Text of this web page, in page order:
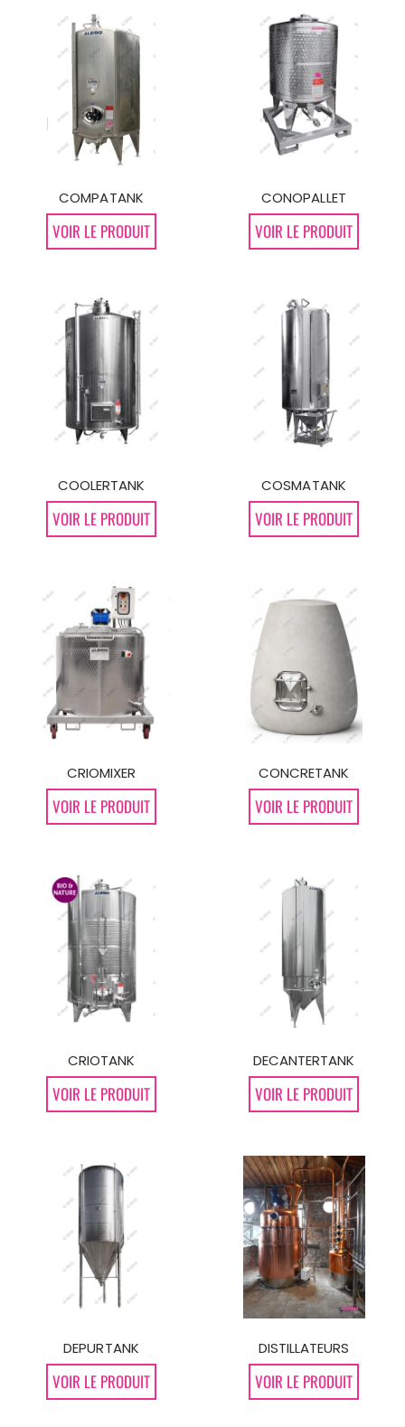
COMPATANK
VOIR LE PRODUIT
CONOPALLET
VOIR LE PRODUIT
COOLERTANK
VOIR LE PRODUIT
COSMATANK
VOIR LE PRODUIT
CRIOMIXER
VOIR LE PRODUIT
CONCRETANK
VOIR LE PRODUIT
CRIOTANK
VOIR LE PRODUIT
DECANTERTANK
VOIR LE PRODUIT
DEPURTANK
VOIR LE PRODUIT
DISTILLATEURS
VOIR LE PRODUIT